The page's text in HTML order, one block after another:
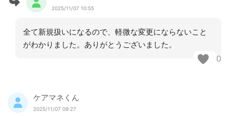
2025/11/07 10:55
全て新規扱いになるので、軽微な変更にならないこと
がわかりました。ありがとうございました。
0
ケアマネくん
2025/11/07 09:27